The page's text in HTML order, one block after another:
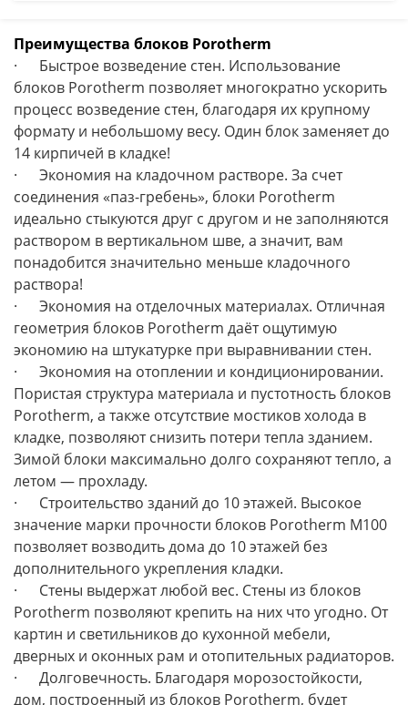
Преимущества блоков Porotherm
· Быстрое возведение стен. Использование
блоков Porotherm позволяет многократно ускорить
процесс возведение стен, благодаря их крупному
формату и небольшому весу. Один блок заменяет до
14 кирпичей в кладке!
· Экономия на кладочном растворе. За счет
соединения «паз-гребень», блоки Porotherm
идеально стыкуются друг с другом и не заполняются
раствором в вертикальном шве, а значит, вам
понадобится значительно меньше кладочного
раствора!
· Экономия на отделочных материалах. Отличная
геометрия блоков Porotherm даёт ощутимую
экономию на штукатурке при выравнивании стен.
· Экономия на отоплении и кондиционировании.
Пористая структура материала и пустотность блоков
Porotherm, а также отсутствие мостиков холода в
кладке, позволяют снизить потери тепла зданием.
Зимой блоки максимально долго сохраняют тепло, а
летом — прохладу.
· Строительство зданий до 10 этажей. Высокое
значение марки прочности блоков Porotherm М100
позволяет возводить дома до 10 этажей без
дополнительного укрепления кладки.
· Стены выдержат любой вес. Стены из блоков
Porotherm позволяют крепить на них что угодно. От
картин и светильников до кухонной мебели,
дверных и оконных рам и отопительных радиаторов.
· Долговечность. Благодаря морозостойкости,
дом, построенный из блоков Porotherm, будет